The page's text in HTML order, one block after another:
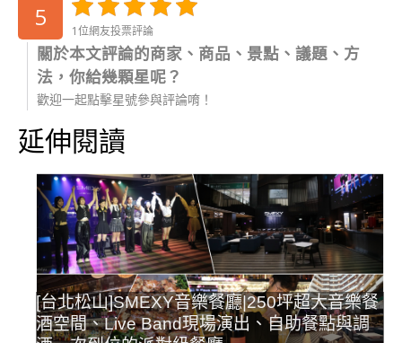
5 1位網友投票評論
關於本文評論的商家、商品、景點、議題、方
法，你給幾顆星呢？
歡迎一起點擊星號參與評論唷！
延伸閱讀
[台北松山]SMEXY音樂餐廳|250坪超大音樂餐
酒空間、Live Band現場演出、自助餐點與調